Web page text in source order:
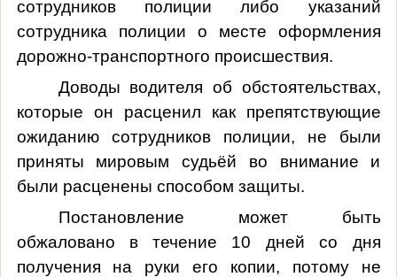
сотрудников полиции либо указаний
сотрудника полиции о месте оформления
дорожно-транспортного происшествия.
Доводы водителя об обстоятельствах,
которые он расценил как препятствующие
ожиданию сотрудников полиции, не были
приняты мировым судьёй во внимание и
были расценены способом защиты.
Постановление может быть
обжаловано в течение 10 дней со дня
получения на руки его копии, потому не